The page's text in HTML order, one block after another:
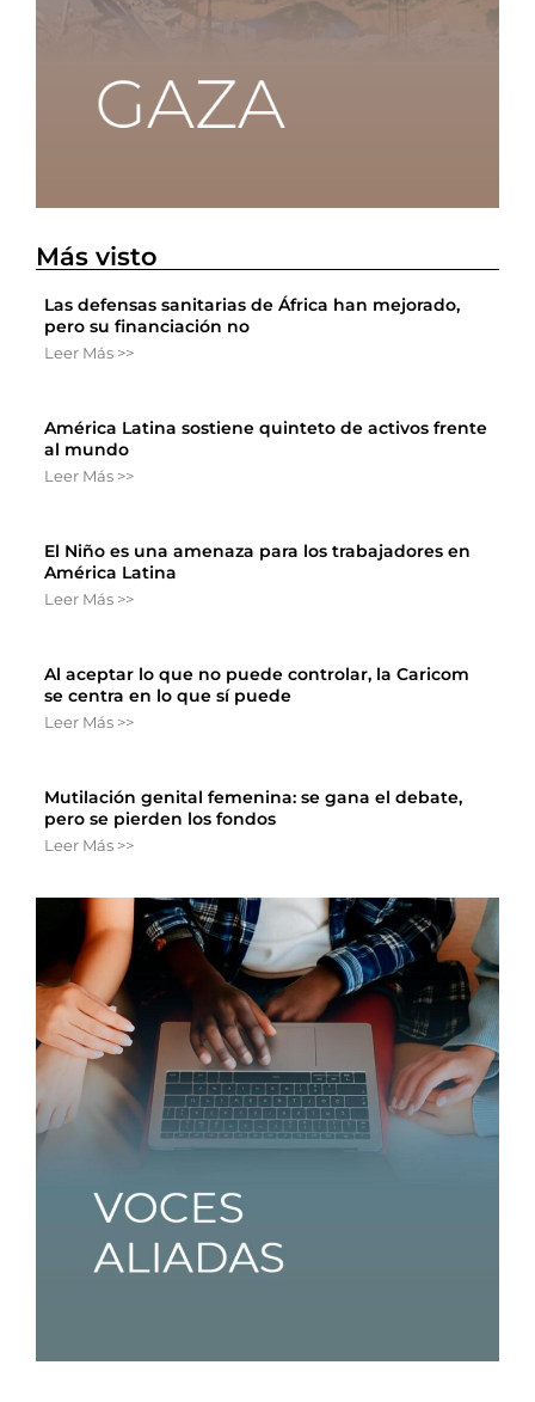
Más visto
Las defensas sanitarias de África han mejorado,
pero su financiación no
Leer Más >>
América Latina sostiene quinteto de activos frente
al mundo
Leer Más >>
El Niño es una amenaza para los trabajadores en
América Latina
Leer Más >>
Al aceptar lo que no puede controlar, la Caricom
se centra en lo que sí puede
Leer Más >>
Mutilación genital femenina: se gana el debate,
pero se pierden los fondos
Leer Más >>